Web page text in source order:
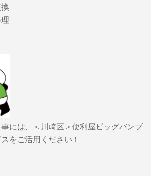
には、＜川崎区＞便利屋ビッグバンブ
をご活用ください！